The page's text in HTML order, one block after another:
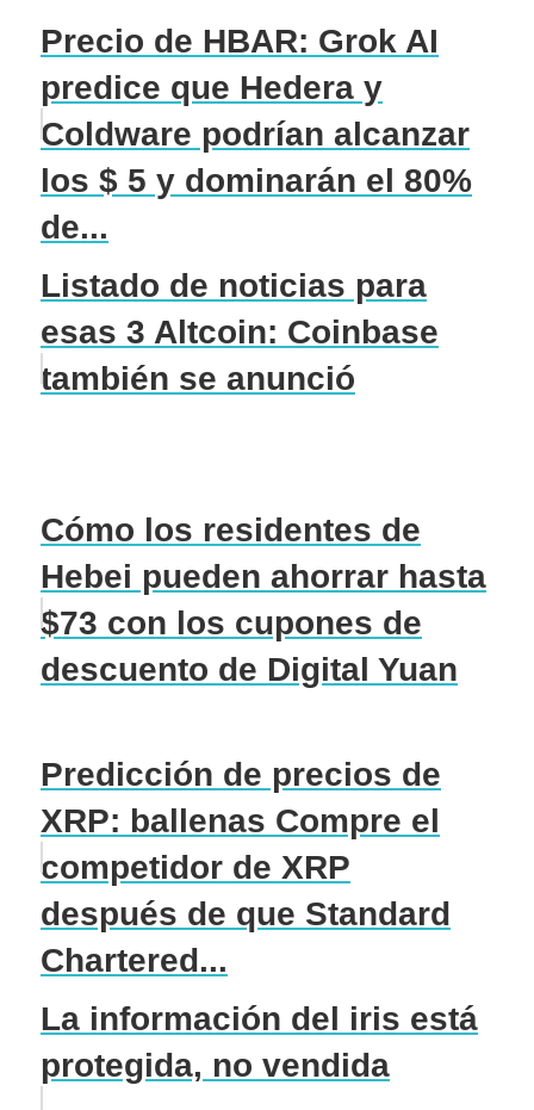
Precio de HBAR: Grok AI
predice que Hedera y
Coldware podrían alcanzar
los $ 5 y dominarán el 80%
de...
Listado de noticias para
esas 3 Altcoin: Coinbase
también se anunció
Cómo los residentes de
Hebei pueden ahorrar hasta
$73 con los cupones de
descuento de Digital Yuan
Predicción de precios de
XRP: ballenas Compre el
competidor de XRP
después de que Standard
Chartered...
La información del iris está
protegida, no vendida